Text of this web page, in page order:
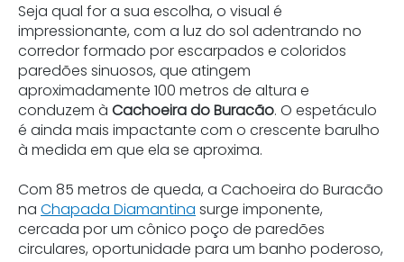
Seja qual for a sua escolha, o visual é
impressionante, com a luz do sol adentrando no
corredor formado por escarpados e coloridos
paredões sinuosos, que atingem
aproximadamente 100 metros de altura e
conduzem à Cachoeira do Buracão. O espetáculo
é ainda mais impactante com o crescente barulho
à medida em que ela se aproxima.
Com 85 metros de queda, a Cachoeira do Buracão
na Chapada Diamantina surge imponente,
cercada por um cônico poço de paredões
circulares, oportunidade para um banho poderoso,